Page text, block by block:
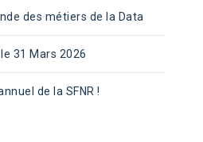
des métiers de la Data
31 Mars 2026
de la SFNR !